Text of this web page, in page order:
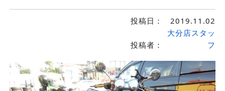
投稿日： 2019.11.02
投稿者：
大分店スタッ
フ